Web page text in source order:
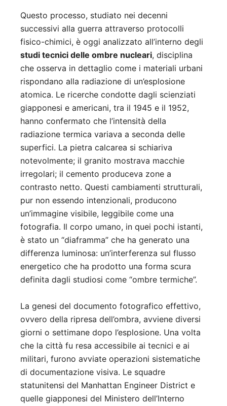
Questo processo, studiato nei decenni
successivi alla guerra attraverso protocolli
fisico-chimici, è oggi analizzato all’interno degli
studi tecnici delle ombre nucleari, disciplina
che osserva in dettaglio come i materiali urbani
rispondano alla radiazione di un’esplosione
atomica. Le ricerche condotte dagli scienziati
giapponesi e americani, tra il 1945 e il 1952,
hanno confermato che l’intensità della
radiazione termica variava a seconda delle
superfici. La pietra calcarea si schiariva
notevolmente; il granito mostrava macchie
irregolari; il cemento produceva zone a
contrasto netto. Questi cambiamenti strutturali,
pur non essendo intenzionali, producono
un’immagine visibile, leggibile come una
fotografia. Il corpo umano, in quei pochi istanti,
è stato un “diaframma” che ha generato una
differenza luminosa: un’interferenza sul flusso
energetico che ha prodotto una forma scura
definita dagli studiosi come “ombre termiche”.
La genesi del documento fotografico effettivo,
ovvero della ripresa dell’ombra, avviene diversi
giorni o settimane dopo l’esplosione. Una volta
che la città fu resa accessibile ai tecnici e ai
militari, furono avviate operazioni sistematiche
di documentazione visiva. Le squadre
statunitensi del Manhattan Engineer District e
quelle giapponesi del Ministero dell’Interno